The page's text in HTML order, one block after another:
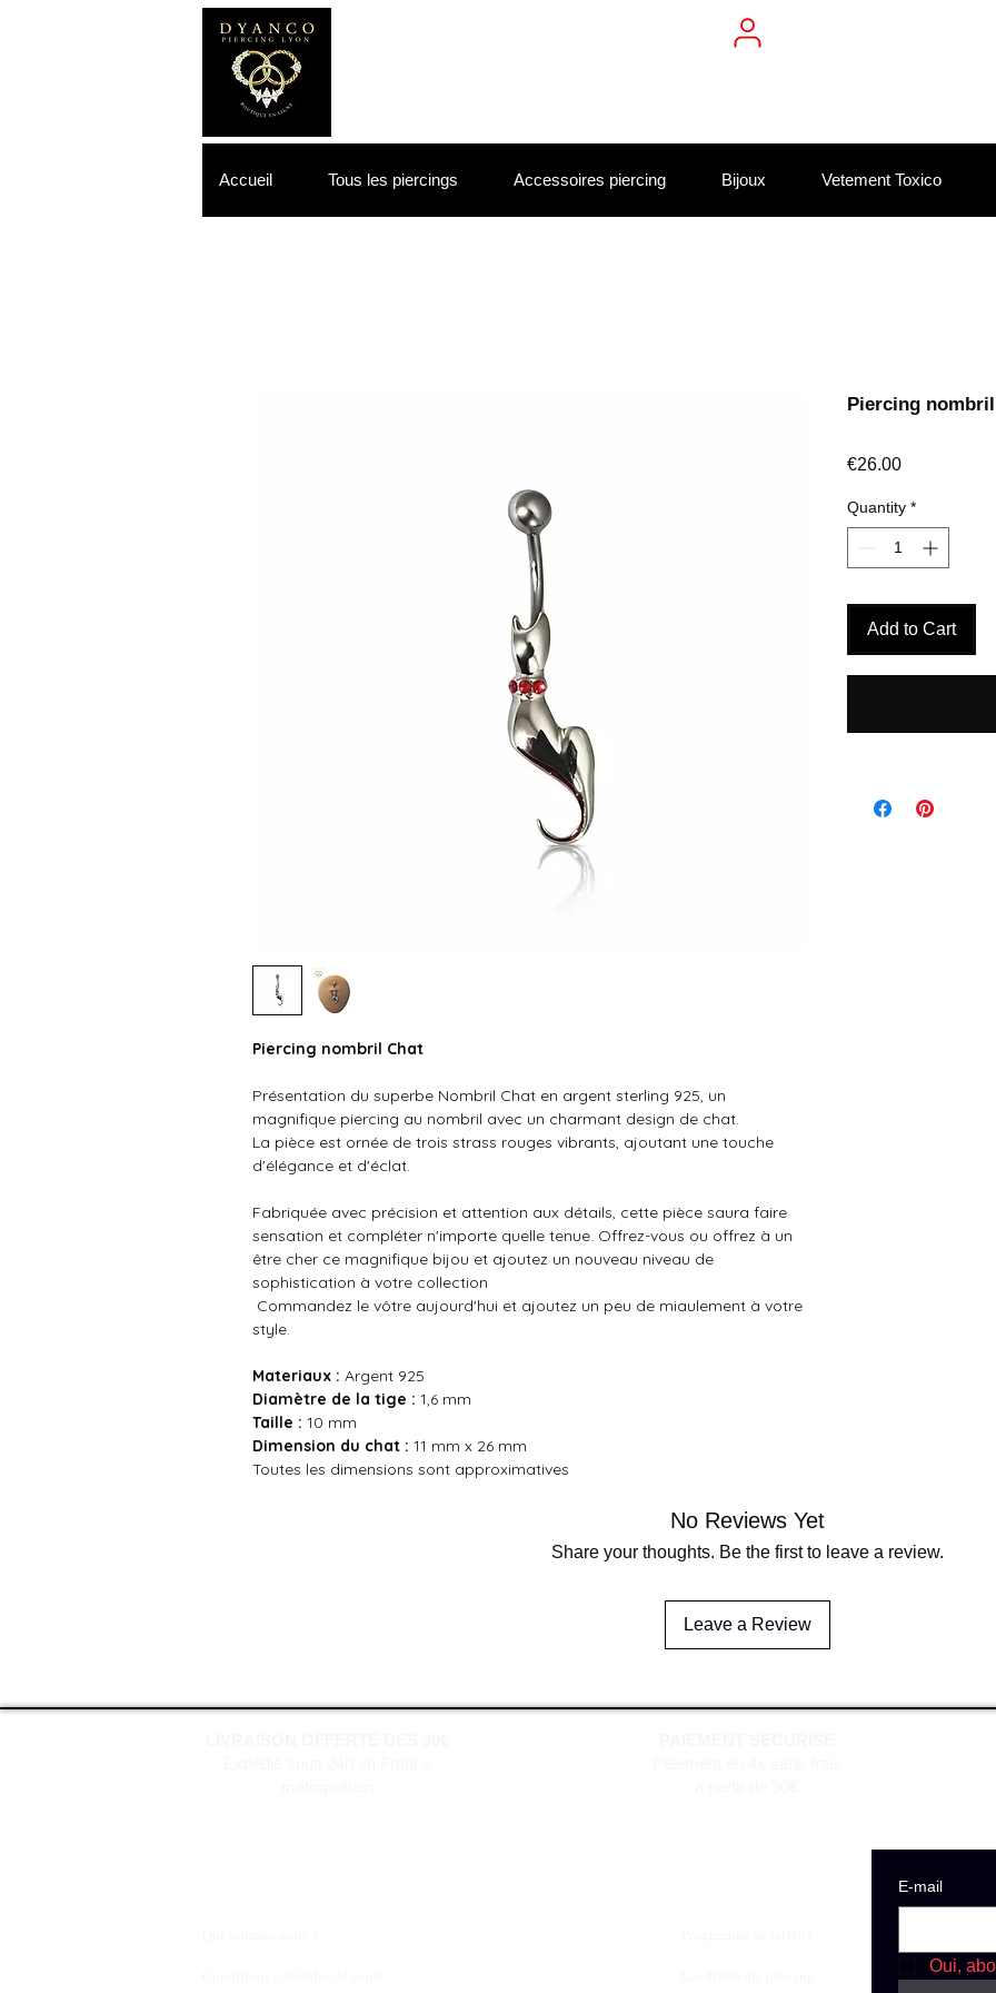
Accueil Tous les piercings Accessoires piercing Bijoux Vetement Toxico
Piercing nombril Chat
Présentation du superbe Nombril Chat en argent sterling 925, un
magnifique piercing au nombril avec un charmant design de chat.
La pièce est ornée de trois strass rouges vibrants, ajoutant une touche
d'élégance et d'éclat.
Fabriquée avec précision et attention aux détails, cette pièce saura faire
sensation et compléter n'importe quelle tenue. Offrez-vous ou offrez à un
être cher ce magnifique bijou et ajoutez un nouveau niveau de
sophistication à votre collection
Commandez le vôtre aujourd'hui et ajoutez un peu de miaulement à votre
style.
Materiaux : Argent 925
Diamètre de la tige : 1,6 mm
Taille : 10 mm
Dimension du chat : 11 mm x 26 mm
Toutes les dimensions sont approximatives
Piercing
€26.00Price
Quantity *
Add to Cart
No Reviews Yet
Share your thoughts. Be the first to leave a review.
Leave a Review
E‑mail
Oui,